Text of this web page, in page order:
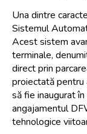
Una dintre
Sistemul
Acest sistem
terminale,
direct prin
proiectată pentru
să fie inaugurat
angajamentul
tehnologice